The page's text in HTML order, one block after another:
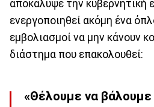
αποκάλυψε την κυβερνητική
ενεργοποιηθεί ακόμη ένα
εμβολιασμοί να μην κάνουν
διάστημα που επακολουθεί:
«Θέλουμε να βάλουμε